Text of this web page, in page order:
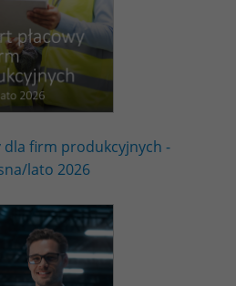
dla firm produkcyjnych -
lato 2026